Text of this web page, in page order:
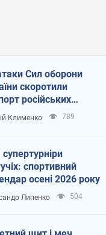
Сил оборони
скоротили
російських
Клименко 789
спортивний
осені 2026 року
Липенко 504